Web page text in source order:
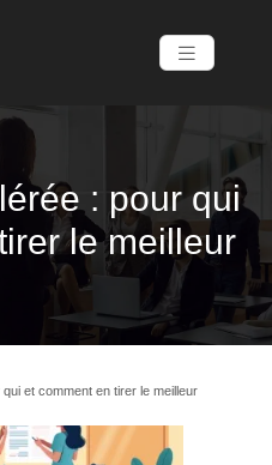
: pour qui
le meilleur
et comment en tirer le meilleur